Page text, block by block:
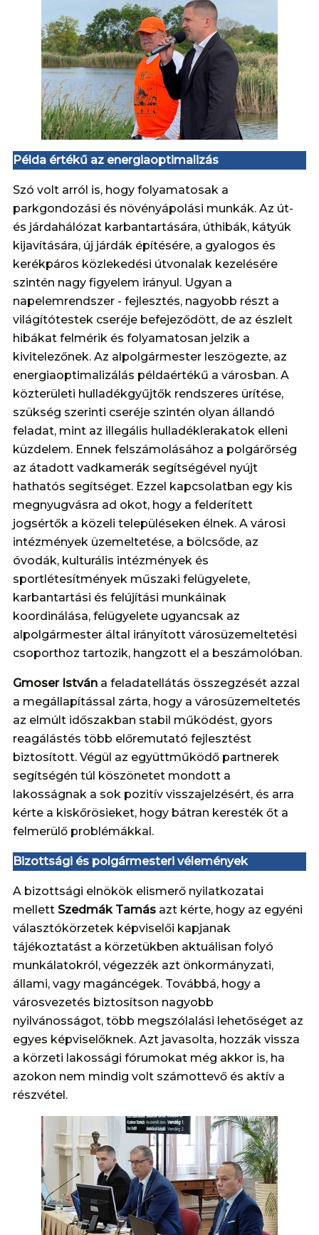
Példa értékű az energiaoptimalizás
Szó volt arról is, hogy folyamatosak a
parkgondozási és növényápolási munkák. Az út-
és járdahálózat karbantartására, úthibák, kátyúk
kijavítására, új járdák építésére, a gyalogos és
kerékpáros közlekedési útvonalak kezelésére
szintén nagy figyelem irányul. Ugyan a
napelemrendszer - fejlesztés, nagyobb részt a
világítótestek cseréje befejeződött, de az észlelt
hibákat felmérik és folyamatosan jelzik a
kivitelezőnek. Az alpolgármester leszögezte, az
energiaoptimalizálás példaértékű a városban. A
közterületi hulladékgyűjtők rendszeres ürítése,
szükség szerinti cseréje szintén olyan állandó
feladat, mint az illegális hulladéklerakatok elleni
küzdelem. Ennek felszámolásához a polgárőrség
az átadott vadkamerák segítségével nyújt
hathatós segítséget. Ezzel kapcsolatban egy kis
megnyugvásra ad okot, hogy a felderített
jogsértők a közeli településeken élnek. A városi
intézmények üzemeltetése, a bölcsőde, az
óvodák, kulturális intézmények és
sportlétesítmények műszaki felügyelete,
karbantartási és felújítási munkáinak
koordinálása, felügyelete ugyancsak az
alpolgármester által irányított városüzemeltetési
csoporthoz tartozik, hangzott el a beszámolóban.
Gmoser István a feladatellátás összegzését azzal
a megállapítással zárta, hogy a városüzemeltetés
az elmúlt időszakban stabil működést, gyors
reagálástés több előremutató fejlesztést
biztosított. Végül az együttműködő partnerek
segítségén túl köszönetet mondott a
lakosságnak a sok pozitív visszajelzésért, és arra
kérte a kiskőrösieket, hogy bátran keresték őt a
felmerülő problémákkal.
Bizottsági és polgármesteri vélemények
A bizottsági elnökök elismerő nyilatkozatai
mellett Szedmák Tamás azt kérte, hogy az egyéni
választókörzetek képviselői kapjanak
tájékoztatást a körzetükben aktuálisan folyó
munkálatokról, végezzék azt önkormányzati,
állami, vagy magáncégek. Továbbá, hogy a
városvezetés biztosítson nagyobb
nyilvánosságot, több megszólalási lehetőséget az
egyes képviselőknek. Azt javasolta, hozzák vissza
a körzeti lakossági fórumokat még akkor is, ha
azokon nem mindig volt számottevő és aktív a
részvétel.